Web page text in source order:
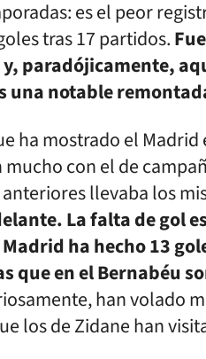
es el peor
tras 17 partidos.
paradójicamente,
una notable
ha mostrado el
con el de
llevaba los
La falta de gol
ha hecho 13
que en el Bernabéu
han volado
los de Zidane han